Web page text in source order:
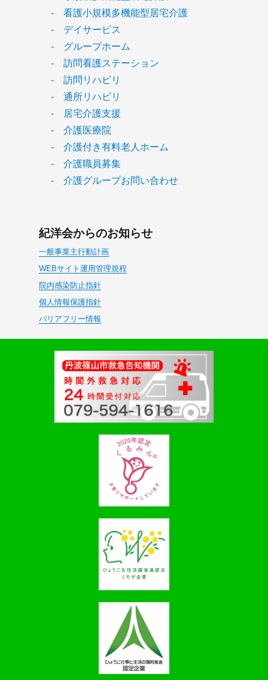
- 看護小規模多機能型居宅介護
- デイサービス
- グループホーム
- 訪問看護ステーション
- 訪問リハビリ
- 通所リハビリ
- 居宅介護支援
- 介護医療院
- 介護付き有料老人ホーム
- 介護職員募集
- 介護グループお問い合わせ
紀洋会からのお知らせ
一般事業主行動計画
WEBサイト運用管理規程
院内感染防止指針
個人情報保護指針
バリアフリー情報